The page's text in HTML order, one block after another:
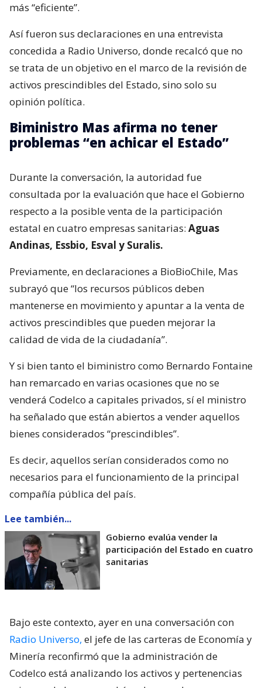
más “eficiente”.
Así fueron sus declaraciones en una entrevista
concedida a Radio Universo, donde recalcó que no
se trata de un objetivo en el marco de la revisión de
activos prescindibles del Estado, sino solo su
opinión política.
Biministro Mas afirma no tener
problemas “en achicar el Estado”
Durante la conversación, la autoridad fue
consultada por la evaluación que hace el Gobierno
respecto a la posible venta de la participación
estatal en cuatro empresas sanitarias: Aguas
Andinas, Essbio, Esval y Suralis.
Previamente, en declaraciones a BioBioChile, Mas
subrayó que “los recursos públicos deben
mantenerse en movimiento y apuntar a la venta de
activos prescindibles que pueden mejorar la
calidad de vida de la ciudadanía”.
Y si bien tanto el biministro como Bernardo Fontaine
han remarcado en varias ocasiones que no se
venderá Codelco a capitales privados, sí el ministro
ha señalado que están abiertos a vender aquellos
bienes considerados “prescindibles”.
Es decir, aquellos serían considerados como no
necesarios para el funcionamiento de la principal
compañía pública del país.
Lee también...
Gobierno evalúa vender la
participación del Estado en cuatro
sanitarias
Bajo este contexto, ayer en una conversación con
Radio Universo, el jefe de las carteras de Economía y
Minería reconfirmó que la administración de
Codelco está analizando los activos y pertenencias